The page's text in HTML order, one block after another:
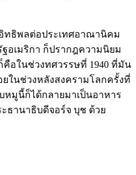
ทธิพลต่อประเทศอาณานิคม
อเมริกา ก็ปรากฎความนิยม
อในช่วงทศวรรษที่ 1940 ที่มัน
ในช่วงหลังสงครามโลกครั้งที่
หมูนี้ก็ได้กลายมาเป็นอาหาร
ธานาธิบดีจอร์จ บุช ด้วย